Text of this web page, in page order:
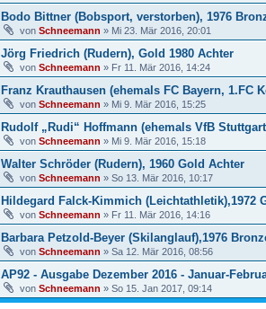
Bodo Bittner (Bobsport, verstorben), 1976
von Schneemann » Mi 23. Mär 2016, 20:01
Jörg Friedrich (Rudern), Gold 1980 Achter
von Schneemann » Fr 11. Mär 2016, 14:24
Franz Krauthausen (ehemals FC Bayern, 1.FC
von Schneemann » Mi 9. Mär 2016, 15:25
Rudolf „Rudi“ Hoffmann (ehemals VfB
von Schneemann » Mi 9. Mär 2016, 15:18
Walter Schröder (Rudern), 1960 Gold Achter
von Schneemann » So 13. Mär 2016, 10:17
Hildegard Falck-Kimmich (Leichtathletik),1972
von Schneemann » Fr 11. Mär 2016, 14:16
Barbara Petzold-Beyer (Skilanglauf),1976
von Schneemann » Sa 12. Mär 2016, 08:56
AP92 - Ausgabe Dezember 2016 - Januar-
von Schneemann » So 15. Jan 2017, 09:14